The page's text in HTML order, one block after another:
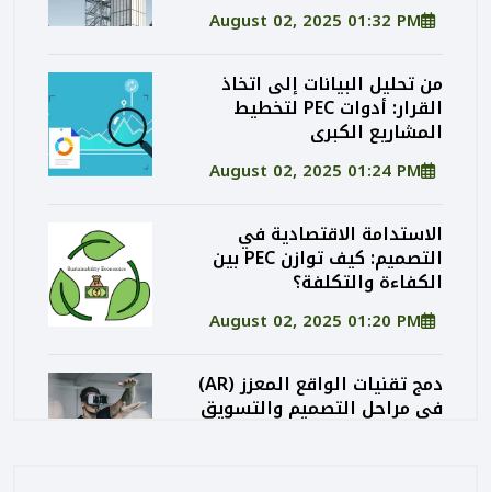
August 02, 2025 01:32 PM
من تحليل البيانات إلى اتخاذ
القرار: أدوات PEC لتخطيط
المشاريع الكبرى
August 02, 2025 01:24 PM
الاستدامة الاقتصادية في
التصميم: كيف توازن PEC بين
الكفاءة والتكلفة؟
August 02, 2025 01:20 PM
دمج تقنيات الواقع المعزز (AR)
في مراحل التصميم والتسويق